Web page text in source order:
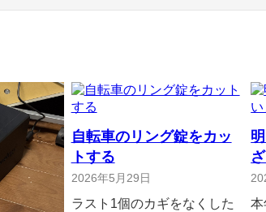
自転車のリング錠をカッ
トする
2026年5月29日
ラスト1個のカギをなくした
本